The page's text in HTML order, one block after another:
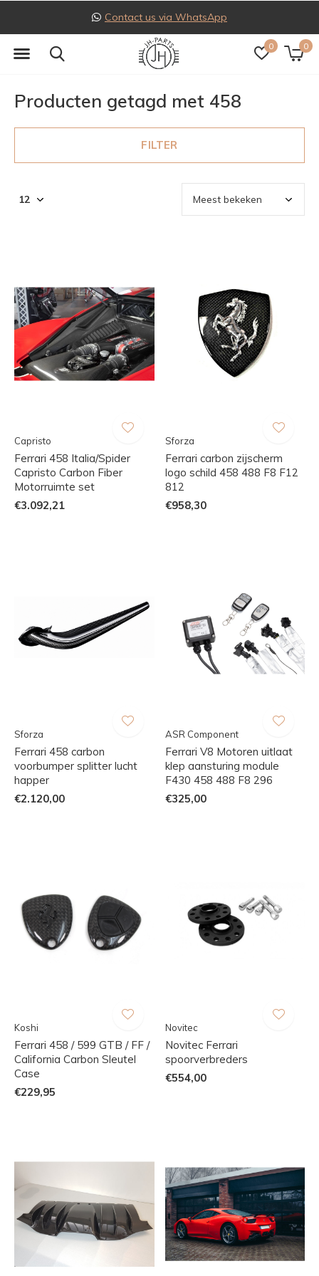
0 0
Follow us on Instagram
Producten getagd met 458
FILTER
Capristo
Ferrari 458 Italia/Spider
Capristo Carbon Fiber
Motorruimte set
€3.092,21
Sforza
Ferrari carbon zijscherm
logo schild 458 488 F8 F12
812
€958,30
Sforza
Ferrari 458 carbon
voorbumper splitter lucht
happer
€2.120,00
ASR Component
Ferrari V8 Motoren uitlaat
klep aansturing module
F430 458 488 F8 296
€325,00
Koshi
Ferrari 458 / 599 GTB / FF /
California Carbon Sleutel
Case
€229,95
Novitec
Novitec Ferrari
spoorverbreders
€554,00